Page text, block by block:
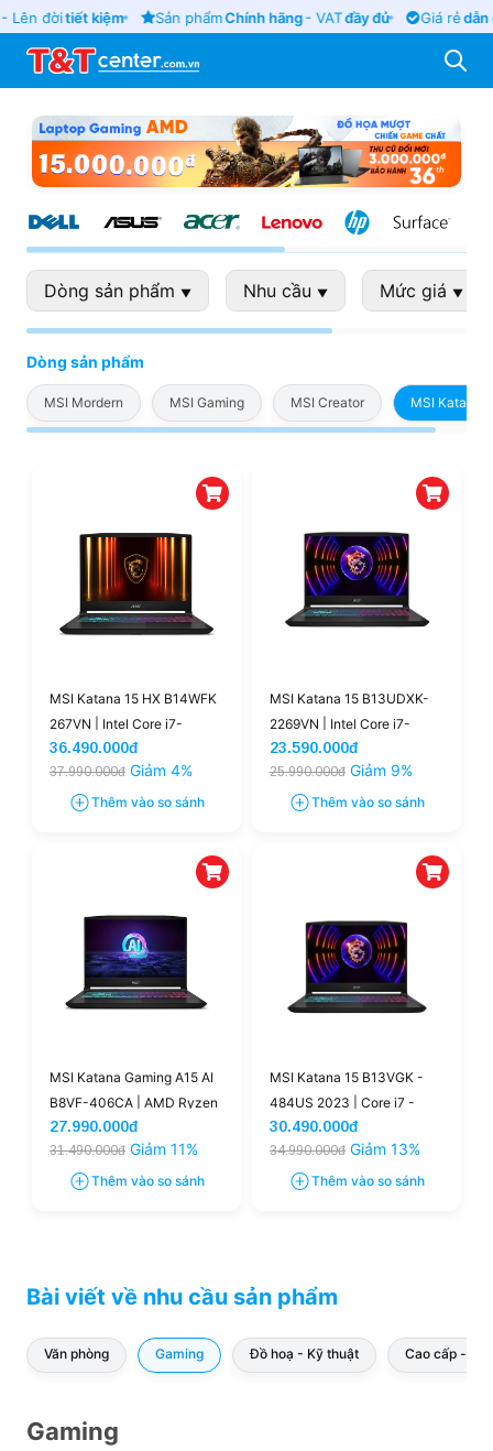
Lên đờitiết kiệm Sản phẩmChính hãng- VATđầy đủ Giá rẻdẫn
Dòng sản phẩm ▼ Nhu cầu ▼ Mức giá ▼
Dòng sản phẩm
MSI Mordern MSI Gaming MSI Creator MSI Katana
MSI Katana 15 HX B14WFK
267VN | Intel Core i7-
14650HX 32GB 512GB RTX
5060 8GB 15.6'' 2.5K 165Hz
(New)
36.490.000đ
37.990.000đ Giảm 4%
Thêm vào so sánh
MSI Katana 15 B13UDXK-
2269VN | Intel Core i7-
13620H 16GB 1TB RTX
3050 6GB 15.6'' FHD
144Hz (New)
23.590.000đ
25.990.000đ Giảm 9%
Thêm vào so sánh
MSI Katana Gaming A15 AI
B8VF-406CA | AMD Ryzen
R9 - 8945HS 32GB 1TB
RTX 4060 8GB 15.6'' 144Hz
FHD (New)
27.990.000đ
31.490.000đ Giảm 11%
Thêm vào so sánh
MSI Katana 15 B13VGK -
484US 2023 | Core i7 -
13620H, 16GB, 1TB, RTX
4070 (New)
30.490.000đ
34.990.000đ Giảm 13%
Thêm vào so sánh
Bài viết về nhu cầu sản phẩm
Văn phòng Gaming Đồ hoạ - Kỹ thuật Cao cấp -
Gaming